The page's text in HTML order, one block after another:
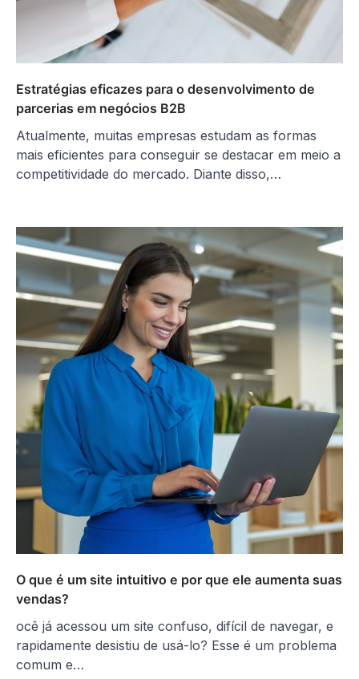
Estratégias eficazes para o desenvolvimento de
parcerias em negócios B2B
Atualmente, muitas empresas estudam as formas
mais eficientes para conseguir se destacar em meio a
competitividade do mercado. Diante disso,…
O que é um site intuitivo e por que ele aumenta suas
vendas?
ocê já acessou um site confuso, difícil de navegar, e
rapidamente desistiu de usá-lo? Esse é um problema
comum e…